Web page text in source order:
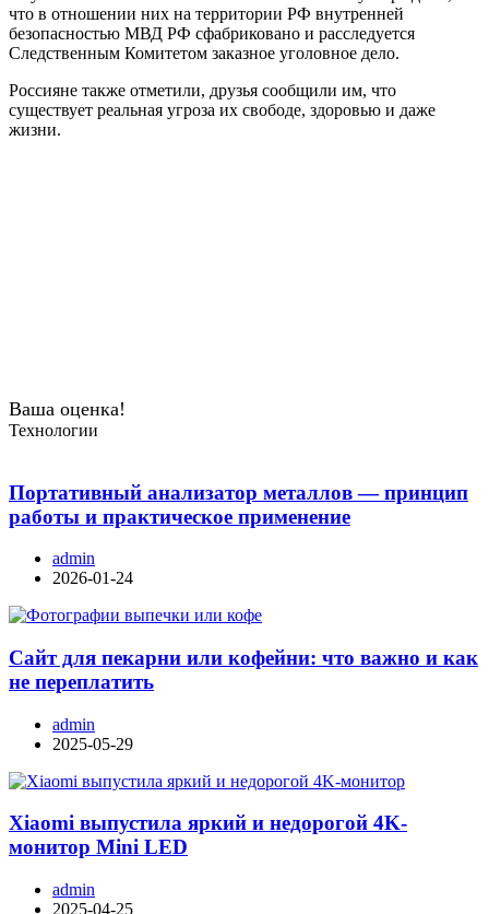
что в отношении них на территории РФ внутренней
безопасностью МВД РФ сфабриковано и расследуется
Следственным Комитетом заказное уголовное дело.
Россияне также отметили, друзья сообщили им, что
существует реальная угроза их свободе, здоровью и даже
жизни.
Ваша оценка!
Технологии
Портативный анализатор металлов — принцип
работы и практическое применение
admin
2026-01-24
Сайт для пекарни или кофейни: что важно и как
не переплатить
admin
2025-05-29
Xiaomi выпустила яркий и недорогой 4K-
монитор Mini LED
admin
2025-04-25